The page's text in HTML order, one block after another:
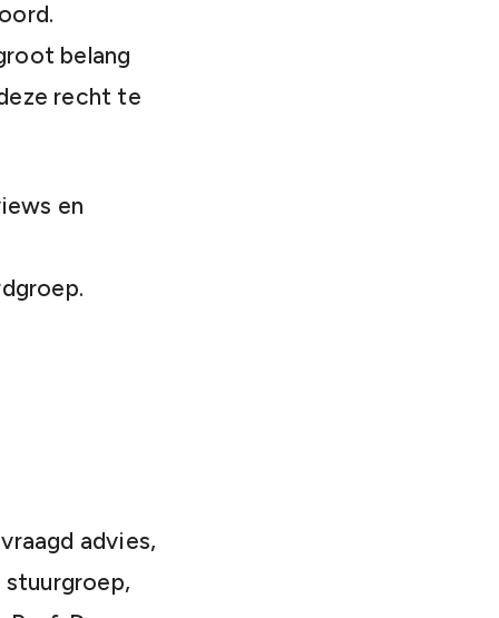
belang
recht te
en
advies,